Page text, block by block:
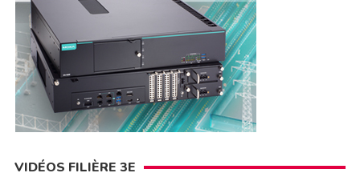
VIDÉOS FILIÈRE 3E